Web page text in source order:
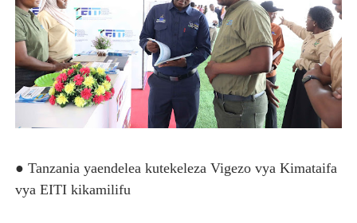
WAZIRI DKT. GWAJIMA AMKABIDHI BAJAJI MPYA PIUS
NISHATI MBADALA 'RAFIKI BRIQUETTES' YAFUNGUA
TBA YAFUNGUA FURSA MPYA ZA UWEKEZAJI KATIKA
HABARI ZILIZOPEWA UZITO WA JUU KATIKA
SERENGETI PREMIUM APPLE YAUNGANISHA MARAFIKI
● Tanzania yaendelea kutekeleza Vigezo vya Kimataifa
vya EITI kikamilifu